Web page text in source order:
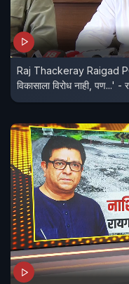
Raj Thackeray Raigad
विकासाला विरोध नाही, पण...' -